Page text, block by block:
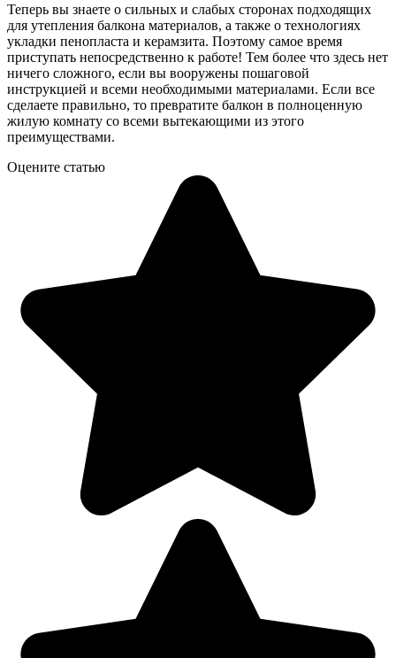
Теперь вы знаете о сильных и слабых сторонах подходящих
для утепления балкона материалов, а также о технологиях
укладки пенопласта и керамзита. Поэтому самое время
приступать непосредственно к работе! Тем более что здесь нет
ничего сложного, если вы вооружены пошаговой
инструкцией и всеми необходимыми материалами. Если все
сделаете правильно, то превратите балкон в полноценную
жилую комнату со всеми вытекающими из этого
преимуществами.
Оцените статью